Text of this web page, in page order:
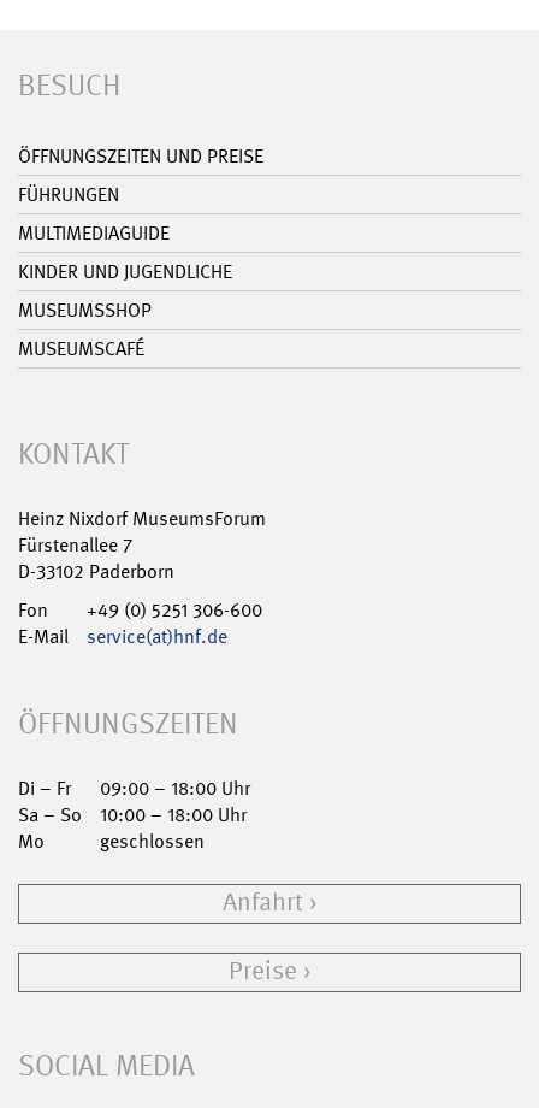
BESUCH
ÖFFNUNGSZEITEN UND PREISE
FÜHRUNGEN
MULTIMEDIAGUIDE
KINDER UND JUGENDLICHE
MUSEUMSSHOP
MUSEUMSCAFÉ
KONTAKT
Heinz Nixdorf MuseumsForum
Fürstenallee 7
D-33102 Paderborn
Fon
+49 (0) 5251 306-600
E-Mail
service(at)hnf.de
ÖFFNUNGSZEITEN
Di – Fr
09:00 – 18:00 Uhr
Sa – So
10:00 – 18:00 Uhr
Mo
geschlossen
Anfahrt
Preise
SOCIAL MEDIA